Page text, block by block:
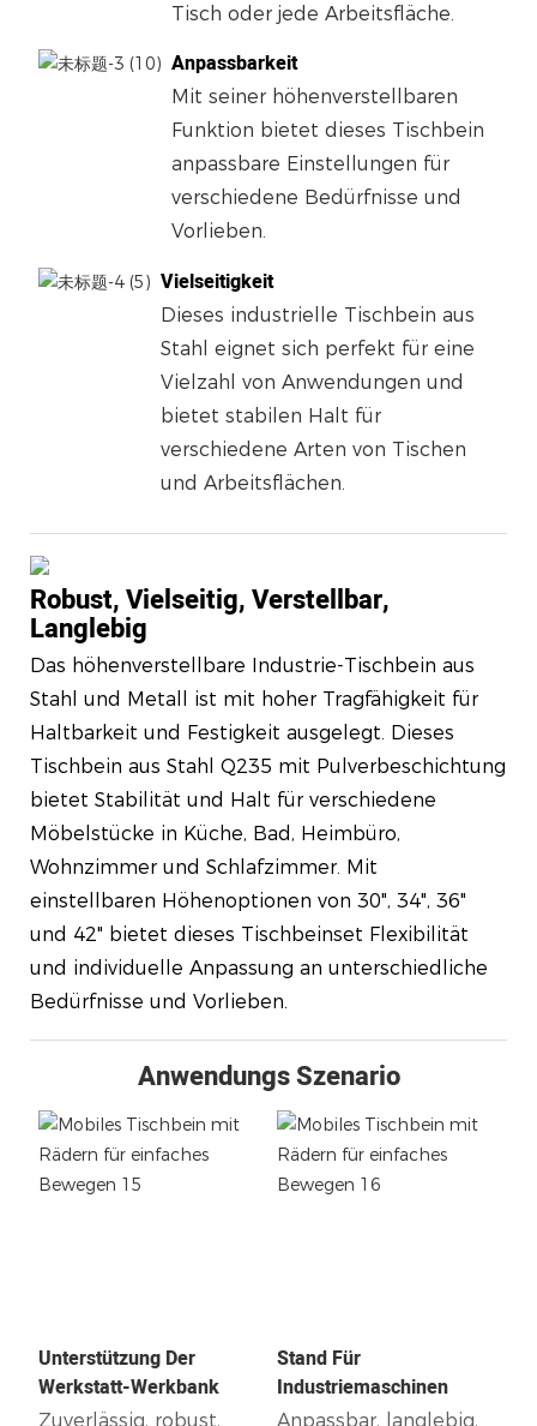
Tisch oder jede Arbeitsfläche.
Anpassbarkeit
Mit seiner höhenverstellbaren
Funktion bietet dieses Tischbein
anpassbare Einstellungen für
verschiedene Bedürfnisse und
Vorlieben.
Vielseitigkeit
Dieses industrielle Tischbein aus
Stahl eignet sich perfekt für eine
Vielzahl von Anwendungen und
bietet stabilen Halt für
verschiedene Arten von Tischen
und Arbeitsflächen.
Robust, Vielseitig, Verstellbar,
Langlebig
Das höhenverstellbare Industrie-Tischbein aus
Stahl und Metall ist mit hoher Tragfähigkeit für
Haltbarkeit und Festigkeit ausgelegt. Dieses
Tischbein aus Stahl Q235 mit Pulverbeschichtung
bietet Stabilität und Halt für verschiedene
Möbelstücke in Küche, Bad, Heimbüro,
Wohnzimmer und Schlafzimmer. Mit
einstellbaren Höhenoptionen von 30", 34", 36"
und 42" bietet dieses Tischbeinset Flexibilität
und individuelle Anpassung an unterschiedliche
Bedürfnisse und Vorlieben.
Anwendungs Szenario
Unterstützung Der
Werkstatt-Werkbank
Zuverlässig, robust,
Stand Für
Industriemaschinen
Anpassbar, langlebig,